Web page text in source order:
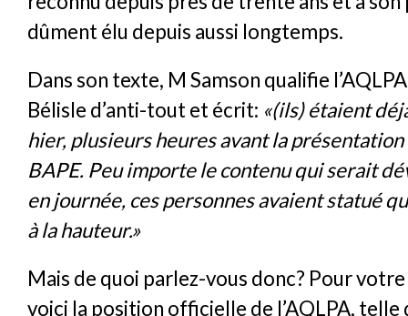
dûment élu depuis aussi longtemps.
Dans son texte, M Samson qualifie
Bélisle d’anti-tout et écrit: «(ils) étaient
hier, plusieurs heures avant la
BAPE. Peu importe le contenu qui serait
en journée, ces personnes avaient statué
à la hauteur.»
Mais de quoi parlez-vous donc? Pour
voici la position officielle de l’AQLPA, telle